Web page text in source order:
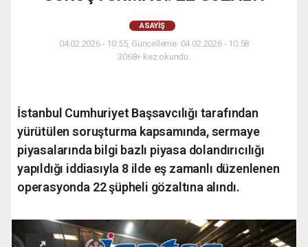
ASAYIŞ
04.02.2026 - 10:55, Güncelleme: 04.02.2026 - 10:58
3068+ kez okundu.
İstanbul Cumhuriyet Başsavcılığı tarafından
yürütülen soruşturma kapsamında, sermaye
piyasalarında bilgi bazlı piyasa dolandırıcılığı
yapıldığı iddiasıyla 8 ilde eş zamanlı düzenlenen
operasyonda 22 şüpheli gözaltına alındı.